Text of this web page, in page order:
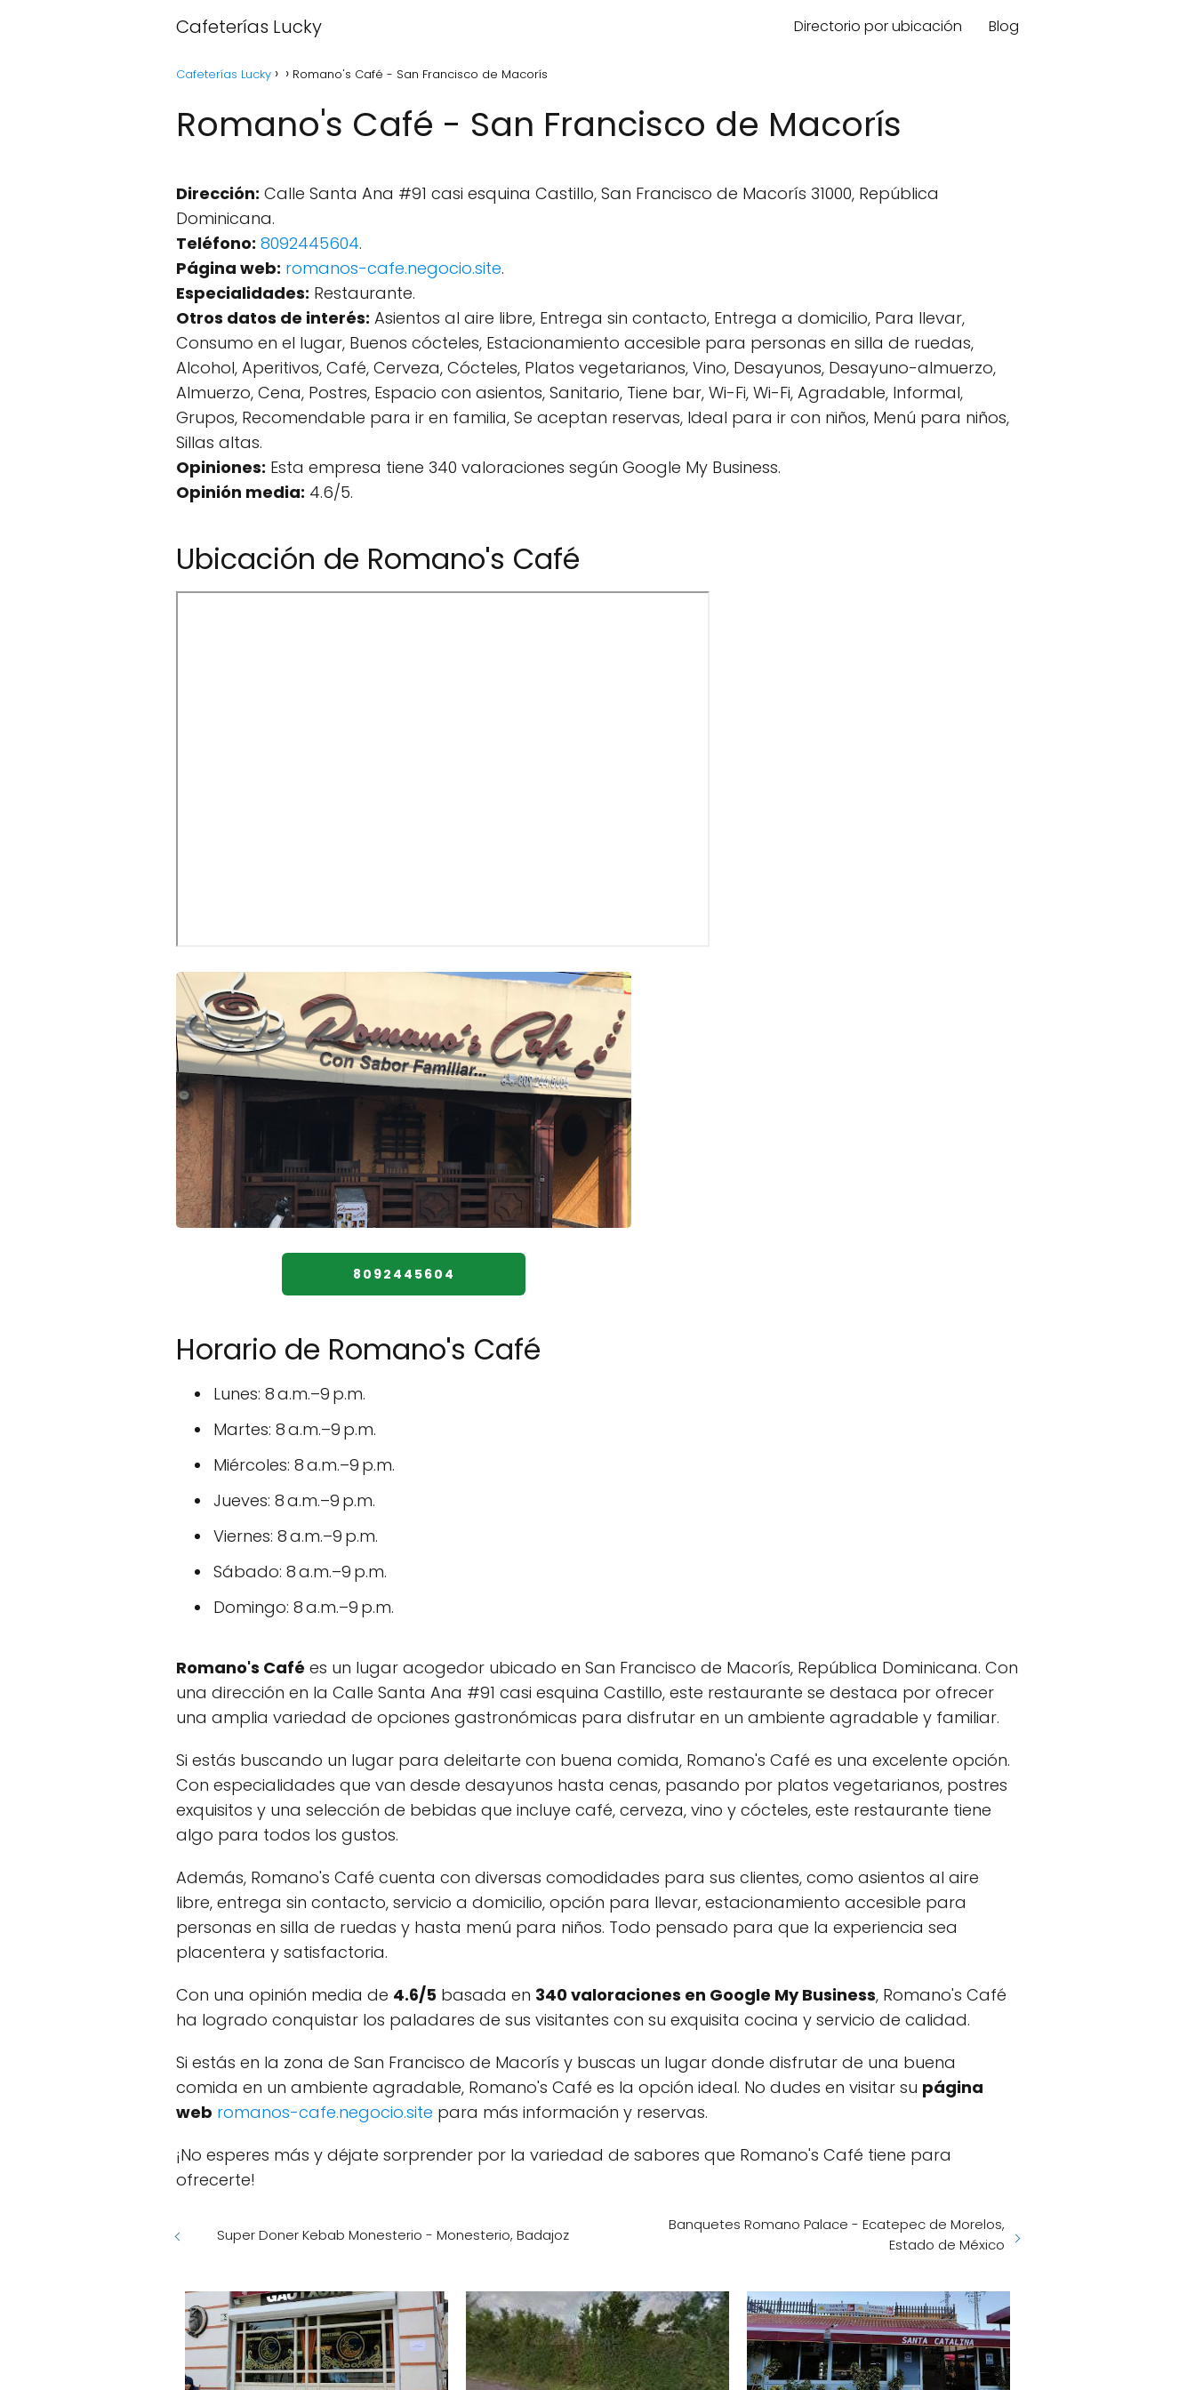
Cafeterías Lucky Directorio por ubicación Blog
Cafeterías Lucky Romano's Café - San Francisco de Macorís
Romano's Café - San Francisco de Macorís
Dirección: Calle Santa Ana #91 casi esquina Castillo, San Francisco de Macorís 31000, República
Dominicana.
Teléfono: 8092445604.
Página web: romanos-cafe.negocio.site.
Especialidades: Restaurante.
Otros datos de interés: Asientos al aire libre, Entrega sin contacto, Entrega a domicilio, Para llevar,
Consumo en el lugar, Buenos cócteles, Estacionamiento accesible para personas en silla de ruedas,
Alcohol, Aperitivos, Café, Cerveza, Cócteles, Platos vegetarianos, Vino, Desayunos, Desayuno-almuerzo,
Almuerzo, Cena, Postres, Espacio con asientos, Sanitario, Tiene bar, Wi-Fi, Wi-Fi, Agradable, Informal,
Grupos, Recomendable para ir en familia, Se aceptan reservas, Ideal para ir con niños, Menú para niños,
Sillas altas.
Opiniones: Esta empresa tiene 340 valoraciones según Google My Business.
Opinión media: 4.6/5.
Ubicación de Romano's Café
8092445604
Horario de Romano's Café
Lunes: 8 a.m.–9 p.m.
Martes: 8 a.m.–9 p.m.
Miércoles: 8 a.m.–9 p.m.
Jueves: 8 a.m.–9 p.m.
Viernes: 8 a.m.–9 p.m.
Sábado: 8 a.m.–9 p.m.
Domingo: 8 a.m.–9 p.m.
Romano's Café es un lugar acogedor ubicado en San Francisco de Macorís, República Dominicana. Con
una dirección en la Calle Santa Ana #91 casi esquina Castillo, este restaurante se destaca por ofrecer
una amplia variedad de opciones gastronómicas para disfrutar en un ambiente agradable y familiar.
Si estás buscando un lugar para deleitarte con buena comida, Romano's Café es una excelente opción.
Con especialidades que van desde desayunos hasta cenas, pasando por platos vegetarianos, postres
exquisitos y una selección de bebidas que incluye café, cerveza, vino y cócteles, este restaurante tiene
algo para todos los gustos.
Además, Romano's Café cuenta con diversas comodidades para sus clientes, como asientos al aire
libre, entrega sin contacto, servicio a domicilio, opción para llevar, estacionamiento accesible para
personas en silla de ruedas y hasta menú para niños. Todo pensado para que la experiencia sea
placentera y satisfactoria.
Con una opinión media de 4.6/5 basada en 340 valoraciones en Google My Business, Romano's Café
ha logrado conquistar los paladares de sus visitantes con su exquisita cocina y servicio de calidad.
Si estás en la zona de San Francisco de Macorís y buscas un lugar donde disfrutar de una buena
comida en un ambiente agradable, Romano's Café es la opción ideal. No dudes en visitar su página
web romanos-cafe.negocio.site para más información y reservas.
¡No esperes más y déjate sorprender por la variedad de sabores que Romano's Café tiene para
ofrecerte!
Super Doner Kebab Monesterio - Monesterio, Badajoz
Banquetes Romano Palace - Ecatepec de Morelos,
Estado de México